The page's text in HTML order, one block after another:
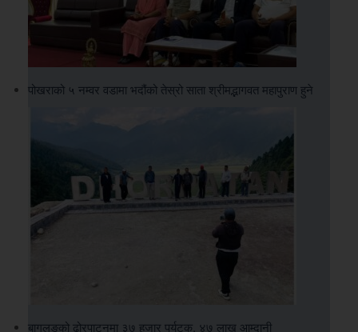
पोखराको ५ नम्वर वडामा भदौंको तेस्रो साता श्रीमद्भागवत महापुराण हुने
बागलुङको ढोरपाटनमा ३७ हजार पर्यटक, ४७ लाख आम्दानी